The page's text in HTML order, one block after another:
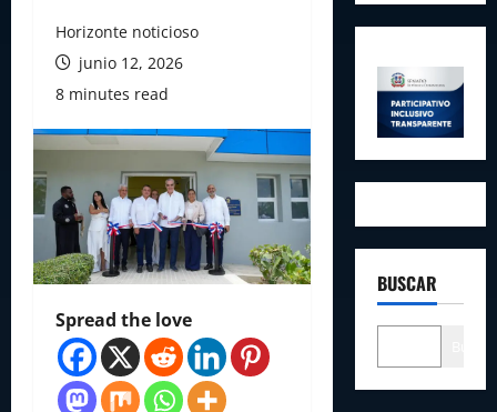
Horizonte noticioso
junio 12, 2026
8 minutes read
Spread the love
BUSCAR